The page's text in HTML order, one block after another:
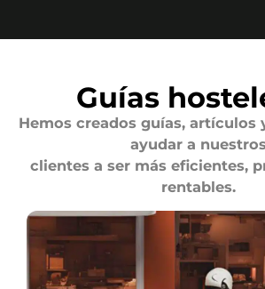
Guías
Hemos creados guías, artículos
ayudar a
clientes a ser más eficientes,
rentables.